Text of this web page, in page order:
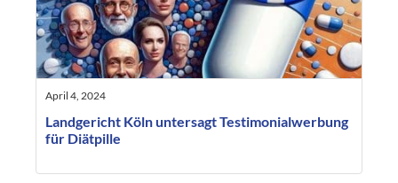
April 4, 2024
Landgericht Köln untersagt Testimonialwerbung
für Diätpille